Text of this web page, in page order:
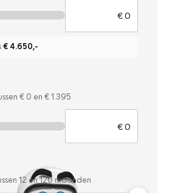
€ 4.650,-
€ 0 en € 1.395
12 en120 maanden